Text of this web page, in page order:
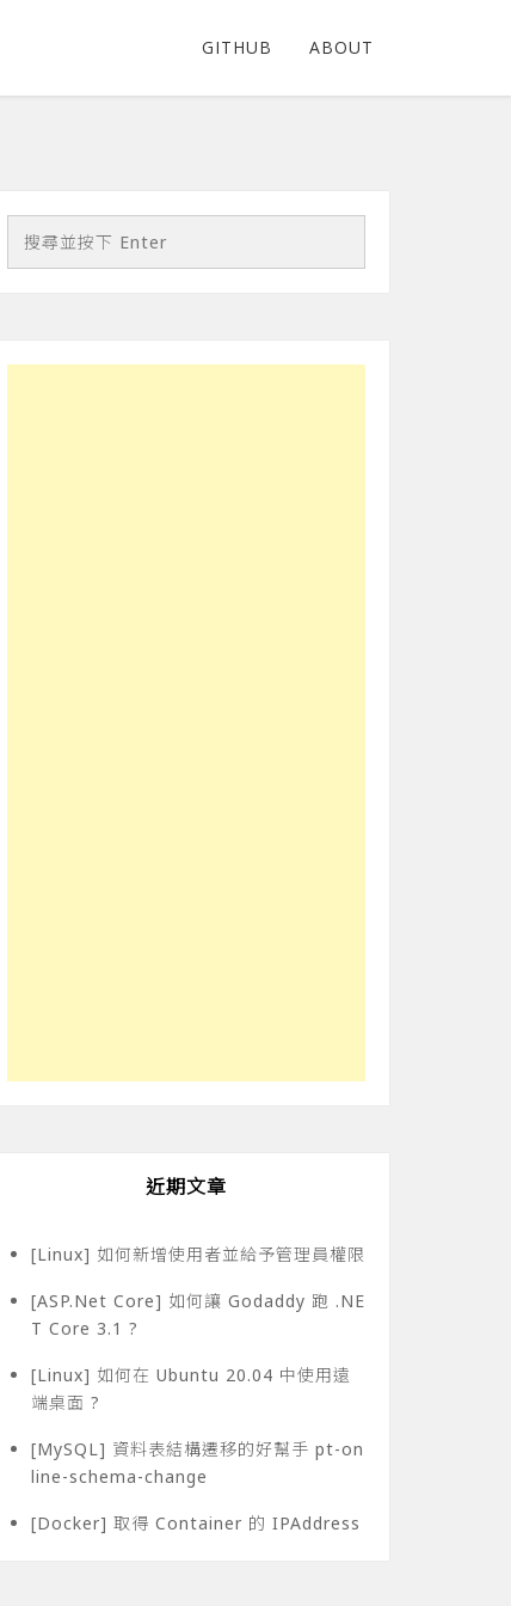
GITHUB ABOUT
近期文章
[Linux] 如何新增使用者並給予管理員權限
[ASP.Net Core] 如何讓 Godaddy 跑 .NE
T Core 3.1 ?
[Linux] 如何在 Ubuntu 20.04 中使用遠
端桌面 ?
[MySQL] 資料表結構遷移的好幫手 pt-on
line-schema-change
[Docker] 取得 Container 的 IPAddress